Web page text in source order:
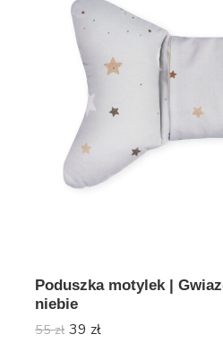
Poduszka motylek |
niebie
55zł 39 zł